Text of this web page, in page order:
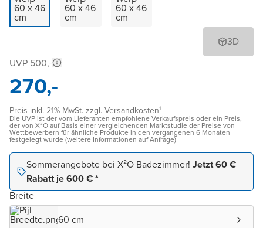
3D
UVP 500,-
270,-
Preis inkl. 21% MwSt. zzgl. Versandkosten¹
Die UVP ist der vom Lieferanten empfohlene Verkaufspreis oder ein Preis,
der von X²O auf Basis einer vergleichenden Marktstudie der Preise von
Wettbewerbern für ähnliche Produkte in den vergangenen 6 Monaten
festgelegt wurde (weitere Informationen auf Anfrage)
Sommerangebote bei X²O Badezimmer! Jetzt 60 €
Rabatt je 600 € *
Breite
60 cm